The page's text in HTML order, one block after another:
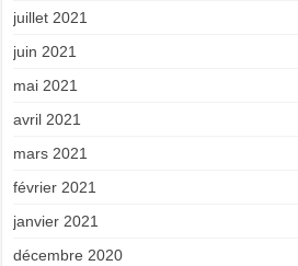
juillet 2021
juin 2021
mai 2021
avril 2021
mars 2021
février 2021
janvier 2021
décembre 2020